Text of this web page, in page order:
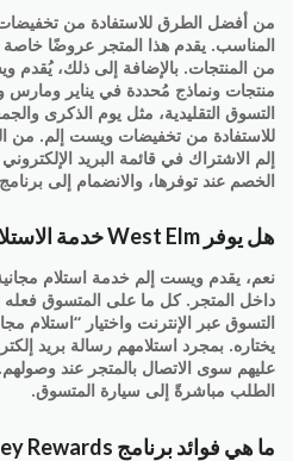
من أفضل الطرق للاستفادة من
المناسب. يقدم هذا المتجر عروضًا
من المنتجات. بالإضافة إلى ذلك،
منتجات ونماذج مُحددة في يناير ومارس
التسوق التقليدية، مثل يوم الذكرى
للاستفادة من تخفيضات ويست إلم. من
إلم الاشتراك في قائمة البريد
الخصم عند توفرها، والانضمام إلى
هل يوفر West Elm خدمة الاستلام من المتجر؟
نعم، يقدم ويست إلم خدمة استلام
داخل المتجر. كل ما على المتسوق
التسوق عبر الإنترنت واختيار “استلام
يختاره. بمجرد استلامهم رسالة بريد
عليهم سوى الاتصال بالمتجر عند
الطلب مباشرةً إلى سيارة المتسوق.
ما هي فوائد برنامج West Elm Key Rewards؟